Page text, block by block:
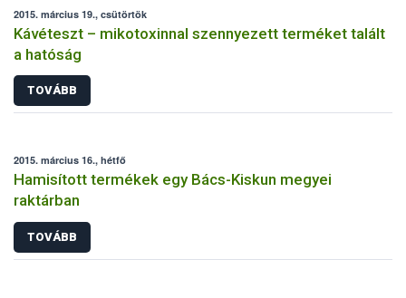
2015. március 19., csütörtök
Kávéteszt – mikotoxinnal szennyezett terméket talált
a hatóság
TOVÁBB
2015. március 16., hétfő
Hamisított termékek egy Bács-Kiskun megyei
raktárban
TOVÁBB